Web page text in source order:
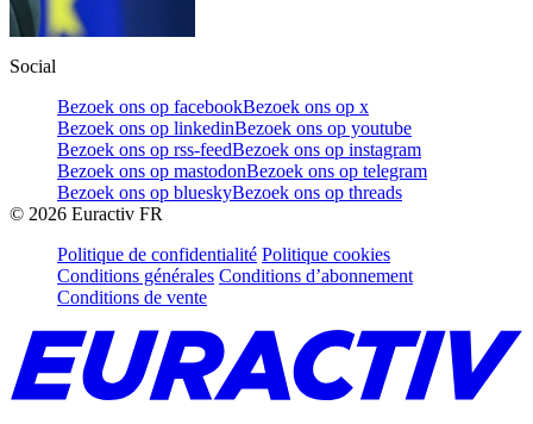
Social
Bezoek ons op facebookBezoek ons op x
Bezoek ons op linkedinBezoek ons op youtube
Bezoek ons op rss-feedBezoek ons op instagram
Bezoek ons op mastodonBezoek ons op telegram
Bezoek ons op blueskyBezoek ons op threads
© 2026 Euractiv FR
Politique de confidentialité Politique cookies
Conditions générales Conditions d’abonnement
Conditions de vente